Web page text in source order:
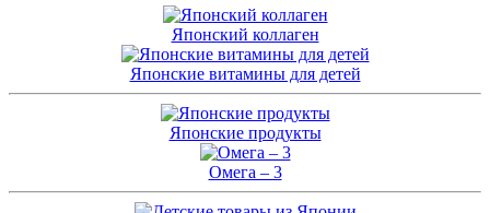
Японский коллаген
Японские витамины для детей
Японские продукты
Омега – 3